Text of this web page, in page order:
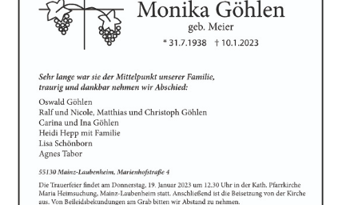
OK
European Commission | Cookies Policy